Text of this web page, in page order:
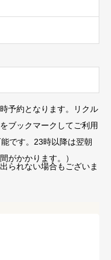
予約となります。リクル
ブックマーク してご利用
です。23時以降は翌朝
がかかります。）
られない場合もございま